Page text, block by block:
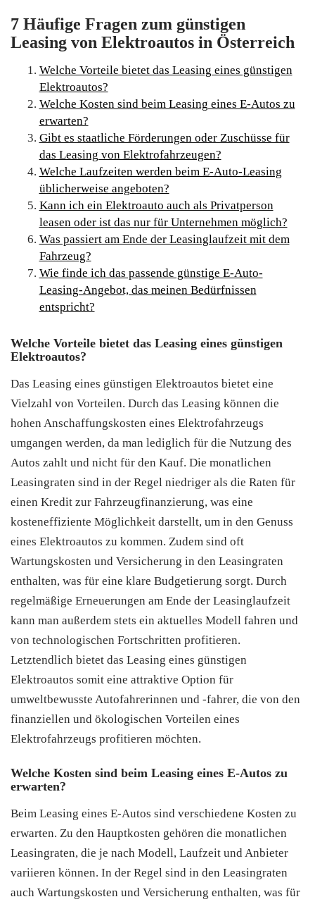
7 Häufige Fragen zum günstigen
Leasing von Elektroautos in Österreich
Welche Vorteile bietet das Leasing eines günstigen
Elektroautos?
Welche Kosten sind beim Leasing eines E-Autos zu
erwarten?
Gibt es staatliche Förderungen oder Zuschüsse für
das Leasing von Elektrofahrzeugen?
Welche Laufzeiten werden beim E-Auto-Leasing
üblicherweise angeboten?
Kann ich ein Elektroauto auch als Privatperson
leasen oder ist das nur für Unternehmen möglich?
Was passiert am Ende der Leasinglaufzeit mit dem
Fahrzeug?
Wie finde ich das passende günstige E-Auto-
Leasing-Angebot, das meinen Bedürfnissen
entspricht?
Welche Vorteile bietet das Leasing eines günstigen
Elektroautos?
Das Leasing eines günstigen Elektroautos bietet eine
Vielzahl von Vorteilen. Durch das Leasing können die
hohen Anschaffungskosten eines Elektrofahrzeugs
umgangen werden, da man lediglich für die Nutzung des
Autos zahlt und nicht für den Kauf. Die monatlichen
Leasingraten sind in der Regel niedriger als die Raten für
einen Kredit zur Fahrzeugfinanzierung, was eine
kosteneffiziente Möglichkeit darstellt, um in den Genuss
eines Elektroautos zu kommen. Zudem sind oft
Wartungskosten und Versicherung in den Leasingraten
enthalten, was für eine klare Budgetierung sorgt. Durch
regelmäßige Erneuerungen am Ende der Leasinglaufzeit
kann man außerdem stets ein aktuelles Modell fahren und
von technologischen Fortschritten profitieren.
Letztendlich bietet das Leasing eines günstigen
Elektroautos somit eine attraktive Option für
umweltbewusste Autofahrerinnen und -fahrer, die von den
finanziellen und ökologischen Vorteilen eines
Elektrofahrzeugs profitieren möchten.
Welche Kosten sind beim Leasing eines E-Autos zu
erwarten?
Beim Leasing eines E-Autos sind verschiedene Kosten zu
erwarten. Zu den Hauptkosten gehören die monatlichen
Leasingraten, die je nach Modell, Laufzeit und Anbieter
variieren können. In der Regel sind in den Leasingraten
auch Wartungskosten und Versicherung enthalten, was für